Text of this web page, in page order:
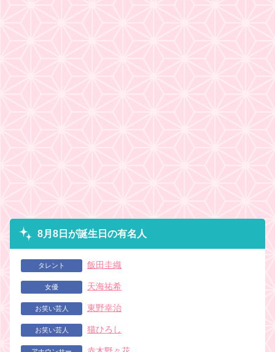
8月8日が誕生日の有名人
タレント 飯田圭織
女優 天海祐希
お笑い芸人 東野幸治
お笑い芸人 猫ひろし